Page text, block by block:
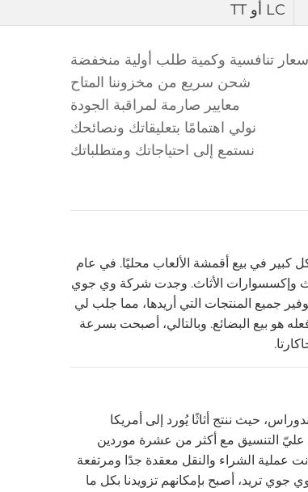
LC أو TT
تنافسية وكمية طلب أولية منخفضة
شحن سريع من مخزوننا المتاح
معايير صارمة لمراقبة الجودة
نولي اهتمامًا بتعليقاتك ونصائحك
نستمع إلى احتياجاتك ومتطلباتك
كبير في بيع أقمشة الألعاب محليًا. في عام
وإكسسوارات الأثاث. وجدت شركة وي جوي
جميع المنتجات التي أريدها، مما جلب لي
هو بيع البضائع. وبالتالي، أصبحت بسرعة
حيث ننتج أثاثًا يُورد إلى أمريكا
عليّ التنسيق مع أكثر من عشرة موردين
عملية الشراء والنقل معقدة جدًا ومرتفعة
تعاوننا مع وي جوي تريد، أصبح بإمكانهم تزويدنا بكل ما